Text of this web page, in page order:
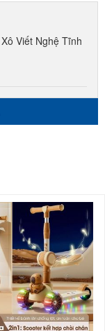
Viết Nghệ Tĩnh